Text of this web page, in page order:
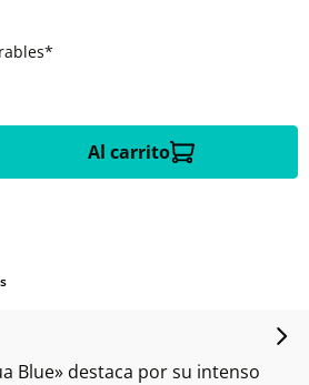
Al carrito
Blue» destaca por su intenso